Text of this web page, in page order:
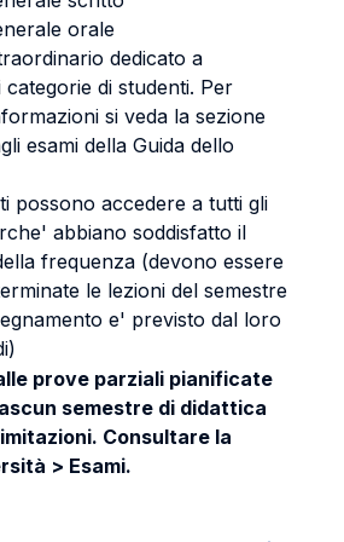
orale
dedicato a
di studenti. Per
si veda la sezione
esami della Guida dello
possono accedere a tutti gli
abbiano soddisfatto il
frequenza (devono essere
le lezioni del semestre
e' previsto dal loro
prove parziali pianificate
semestre di didattica
Consultare la
> Esami.